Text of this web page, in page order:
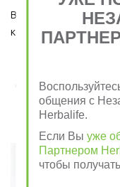
Ведь завтрак
коем случае
Завтрак
отдай
Говорили в
общения с
Herbalife.
Если Выуже
Партнером
чтобы